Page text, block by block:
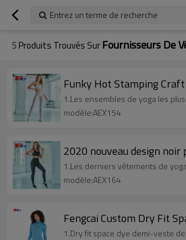
Entrez un terme de recherche
5 Produits Trouvés SurFournisseurs De
Funky Hot Stamping Craft
1.Les ensembles de yoga les
modèle:AEX154
2020 nouveau design noir
1.Les derniers vêtements de
modèle:AEX164
Fengcai Custom Dry Fit
1.Dry fit space dye demi-veste